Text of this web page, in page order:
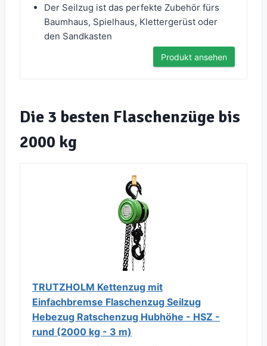
Der Seilzug ist das perfekte Zubehör fürs
Baumhaus, Spielhaus, Klettergerüst oder
den Sandkasten
Produkt ansehen
Die 3 besten Flaschenzüge bis
2000 kg
TRUTZHOLM Kettenzug mit
Einfachbremse Flaschenzug Seilzug
Hebezug Ratschenzug Hubhöhe - HSZ -
rund (2000 kg - 3 m)